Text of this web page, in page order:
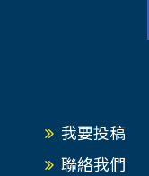
我要投稿
聯絡我們